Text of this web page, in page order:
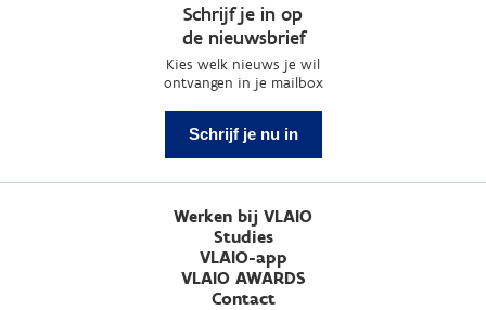
Schrijf je in op
de nieuwsbrief
Kies welk nieuws je wil
ontvangen in je mailbox
Schrijf je nu in
Werken bij VLAIO
Studies
VLAIO-app
VLAIO AWARDS
Contact